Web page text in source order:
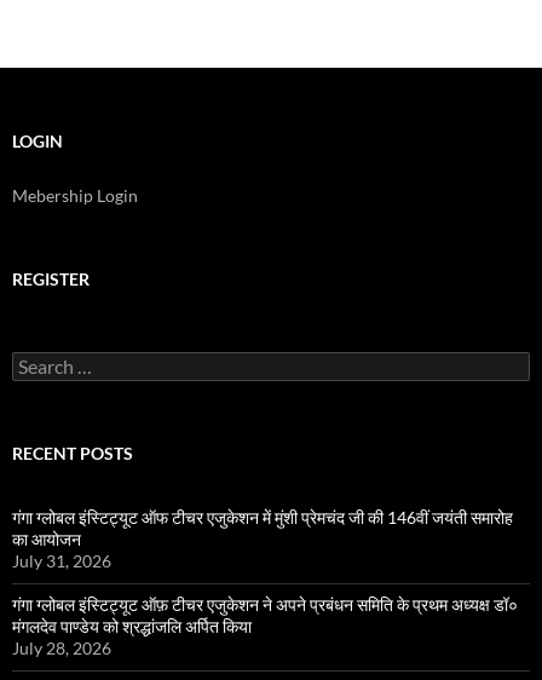
LOGIN
Mebership Login
REGISTER
Search
for:
RECENT POSTS
गंगा ग्लोबल इंस्टिट्यूट ऑफ टीचर एजुकेशन में मुंशी प्रेमचंद जी की 146वीं जयंती समारोह
का आयोजन
July 31, 2026
गंगा ग्लोबल इंस्टिट्यूट ऑफ़ टीचर एजुकेशन ने अपने प्रबंधन समिति के प्रथम अध्यक्ष डॉ०
मंगलदेव पाण्डेय को श्रद्धांजलि अर्पित किया
July 28, 2026